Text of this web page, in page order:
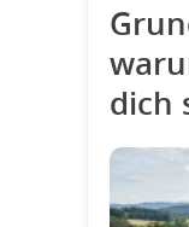
dich